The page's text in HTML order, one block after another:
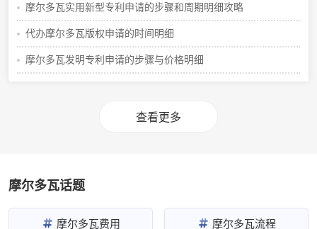
摩尔多瓦实用新型专利申请的步骤和周期明细攻略
代办摩尔多瓦版权申请的时间明细
摩尔多瓦发明专利申请的步骤与价格明细
查看更多
摩尔多瓦话题
摩尔多瓦费用 摩尔多瓦流程